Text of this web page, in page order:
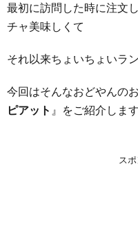
最初に訪問した時に注文
チャ美味しくて
それ以来ちょいちょいラ
今回はそんなおどやんの
ピアット 』をご紹介します
ス